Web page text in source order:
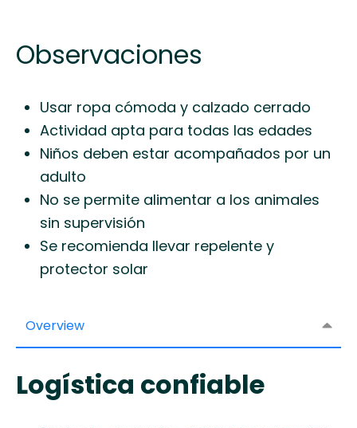
Observaciones
Usar ropa cómoda y calzado cerrado
Actividad apta para todas las edades
Niños deben estar acompañados por un
adulto
No se permite alimentar a los animales
sin supervisión
Se recomienda llevar repelente y
protector solar
Overview
Logística confiable